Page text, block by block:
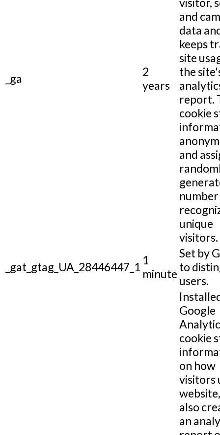
_ga
2
years
and
data
keeps
site
the
report.
cookie
and
unique
visitors.
_gat_gtag_UA_28446447_1 1
minute
Set by
to
users.
Google
cookie
on how
visitors
also
an